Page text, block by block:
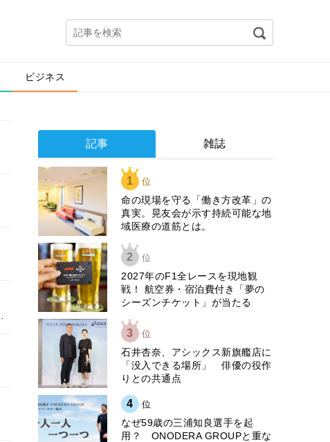
ビジネス
記事 雑誌
1 位
​命の現場を守る「働き方改革」の
真実。晃友会が示す持続可能な地
域医療の道筋とは。
2 位
2027年のF1全レースを現地観
戦！ 航空券・宿泊費付き「夢の
シーズンチケット」が当たる
3 位
石井杏奈、アシックス新旗艦店に
「没入できる場所」 俳優の役作
りとの共通点
4 位
なぜ59歳の三浦知良選手を起
用？ ONODERA GROUPと重な